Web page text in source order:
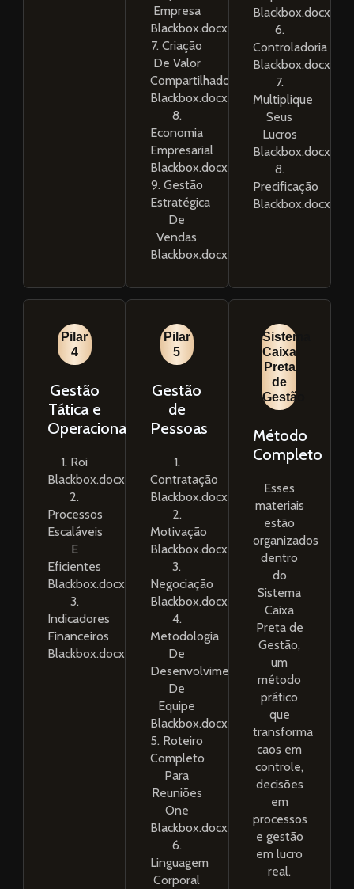
Empresa
Blackbox.docx
7. Criação
De Valor
Compartilhado
Blackbox.docx
8.
Economia
Empresarial
Blackbox.docx
9. Gestão
Estratégica
De
Vendas
Blackbox.docx
Blackbox.docx
6.
Controladoria
Blackbox.docx
7.
Multiplique
Seus
Lucros
Blackbox.docx
8.
Precificação
Blackbox.docx
Pilar
4
Gestão
Tática e
Operacional
1. Roi
Blackbox.docx
2.
Processos
Escaláveis
E
Eficientes
Blackbox.docx
3.
Indicadores
Financeiros
Blackbox.docx
Pilar
5
Gestão
de
Pessoas
1.
Contratação
Blackbox.docx
2.
Motivação
Blackbox.docx
3.
Negociação
Blackbox.docx
4.
Metodologia
De
Desenvolvimento
De
Equipe
Blackbox.docx
5. Roteiro
Completo
Para
Reuniões
One
Blackbox.docx
6.
Linguagem
Corporal
Sistema
Caixa
Preta
de
Gestão
Método
Completo
Esses
materiais
estão
organizados
dentro
do
Sistema
Caixa
Preta de
Gestão,
um
método
prático
que
transforma
caos em
controle,
decisões
em
processos
e gestão
em lucro
real.